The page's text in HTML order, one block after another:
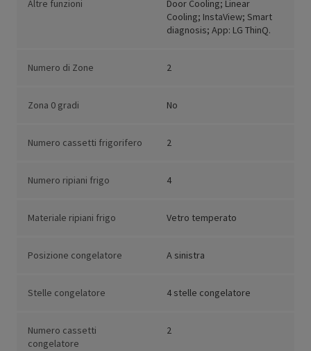
Altre funzioni
Door Cooling; Linear
Cooling; InstaView; Smart
diagnosis; App: LG ThinQ.
Numero di Zone 2
Zona 0 gradi No
Numero cassetti frigorifero 2
Numero ripiani frigo 4
Materiale ripiani frigo Vetro temperato
Posizione congelatore A sinistra
Stelle congelatore 4 stelle congelatore
Numero cassetti
congelatore
2